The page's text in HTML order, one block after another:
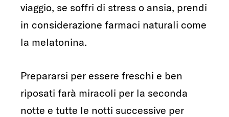
viaggio, se soffri di stress o ansia, prendi
in considerazione farmaci naturali come
la melatonina.
Prepararsi per essere freschi e ben
riposati farà miracoli per la seconda
notte e tutte le notti successive per